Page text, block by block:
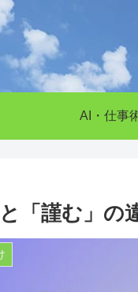
AI・仕事
と「謹む」の